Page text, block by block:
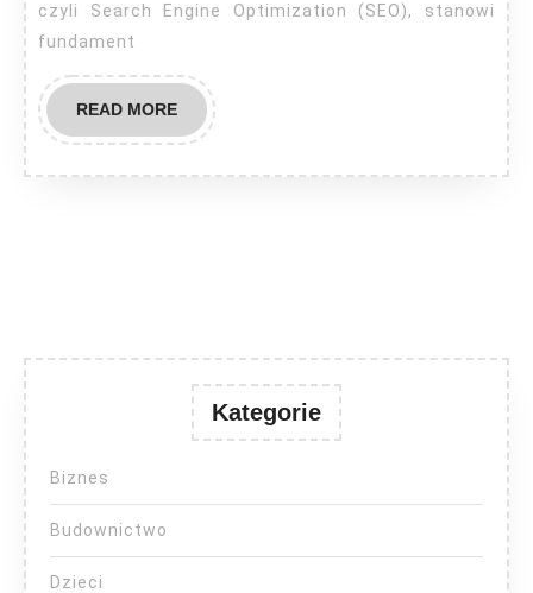
czyli Search Engine Optimization (SEO), stanowi
fundament
READ MOREREAD
MORE
Kategorie
Biznes
Budownictwo
Dzieci